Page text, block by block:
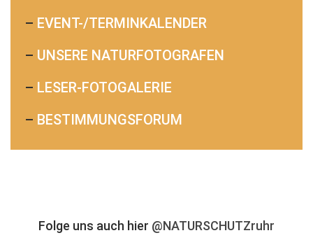
– EVENT-/TERMINKALENDER
– UNSERE NATURFOTOGRAFEN
– LESER-FOTOGALERIE
– BESTIMMUNGSFORUM
Folge uns auch hier @NATURSCHUTZruhr